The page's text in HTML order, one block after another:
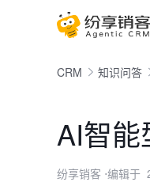
CRM 知识问答
AI智
纷享销客 ⋅编辑于